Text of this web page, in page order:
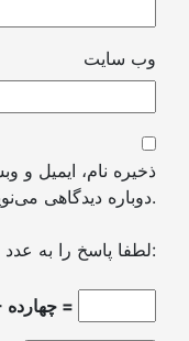
وب سایت
ذخیره نام، ایمیل و
دوباره دیدگاهی می‌نویسم.
لطفا پاسخ را به عدد انگلیسی وارد کنید:
11 + چهارده =